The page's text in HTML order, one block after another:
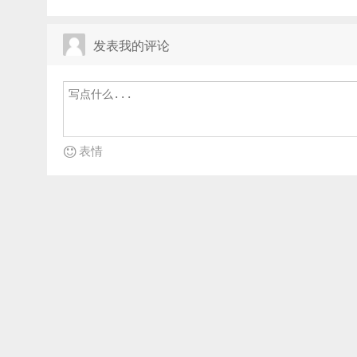
发表我的评论
表情